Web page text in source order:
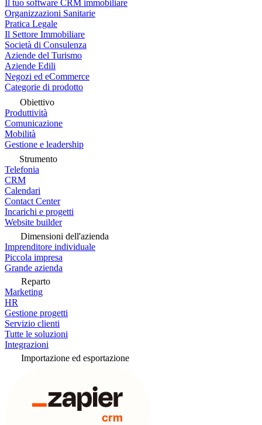
Il tuo software CRM immobiliare
Organizzazioni Sanitarie
Pratica Legale
Il Settore Immobiliare
Società di Consulenza
Aziende del Turismo
Aziende Edili
Negozi ed eCommerce
Categorie di prodotto
Obiettivo
Produttività
Comunicazione
Mobilità
Gestione e leadership
Strumento
Telefonia
CRM
Calendari
Contact Center
Incarichi e progetti
Website builder
Dimensioni dell'azienda
Imprenditore individuale
Piccola impresa
Grande azienda
Reparto
Marketing
HR
Gestione progetti
Servizio clienti
Tutte le soluzioni
Integrazioni
Importazione ed esportazione